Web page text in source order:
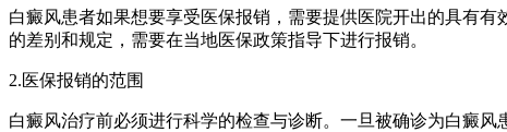
白癜风患者如果想要享受医保报销，需要提供医院开出的具有
的差别和规定，需要在当地医保政策指导下进行报销。
2.医保报销的范围
白癜风治疗前必须进行科学的检查与诊断。一旦被确诊为白癜